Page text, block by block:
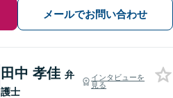
メールでお問い合わせ
田中 孝佳 弁
護士
インタビューを
見る